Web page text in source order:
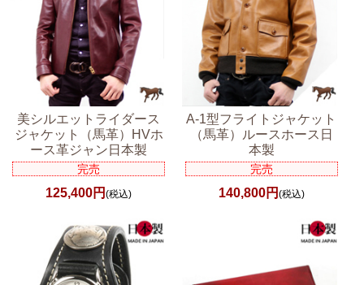
美シルエットライダース
ジャケット（馬革）HVホ
ース革ジャン日本製
完売
125,400円(税込)
A-1型フライトジャケット
（馬革）ルースホース日
本製
完売
140,800円 (税込)